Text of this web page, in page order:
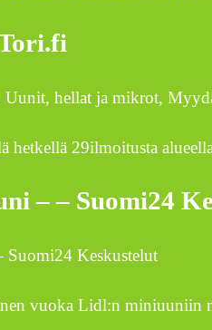
hellat ja mikrot,
hetkellä 29ilmoitusta
– – Suomi24
Keskustelut
vuoka Lidl:n miniuuniin